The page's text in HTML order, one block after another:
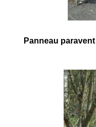
Panneau